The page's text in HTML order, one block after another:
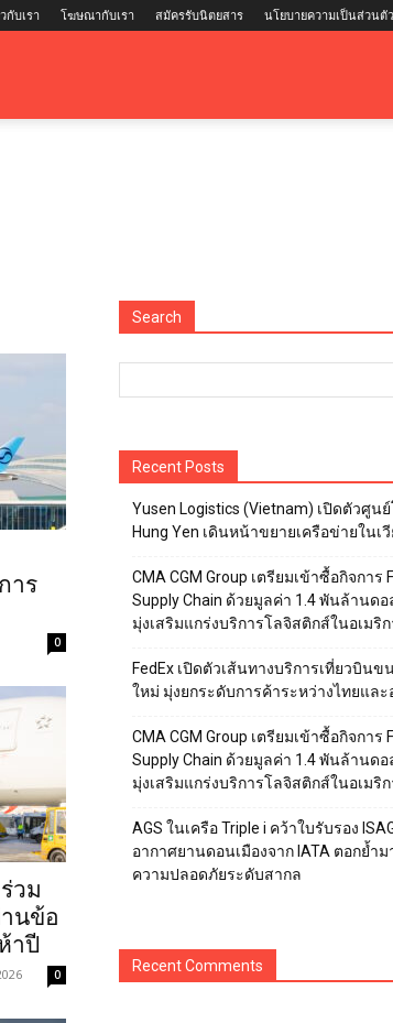
กับเรา โฆษณากับเรา สมัครรับนิตยสาร นโยบายความเป็นส่วนตัว
าร
0
วม
นข้อ
าปี
0
Search
Recent Posts
Yusen Logistics (Vietnam) เปิดตัวศูน
Hung Yen เดินหน้าขยายเครือข่ายในเ
CMA CGM Group เตรียมเข้าซื้อกิจการ
Supply Chain ด้วยมูลค่า 1.4 พันล้านด
มุ่งเสริมแกร่งบริการโลจิสติกส์ในอเมริ
FedEx เปิดตัวเส้นทางบริการเที่ยวบิน
ใหม่ มุ่งยกระดับการค้าระหว่างไทยและ
CMA CGM Group เตรียมเข้าซื้อกิจการ
Supply Chain ด้วยมูลค่า 1.4 พันล้านด
มุ่งเสริมแกร่งบริการโลจิสติกส์ในอเมริ
AGS ในเครือ Triple i คว้าใบรับรอง
อากาศยานดอนเมืองจาก IATA ตอกย้ำ
ความปลอดภัยระดับสากล
Recent Comments